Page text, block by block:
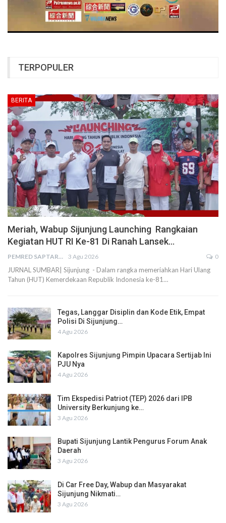
TERPOPULER
BERITA
Meriah, Wabup Sijunjung Launching Rangkaian
Kegiatan HUT RI Ke-81 Di Ranah Lansek…
PEMRED SAPTARIUS 3 Agu 2026 0
JURNAL SUMBAR| Sijunjung - Dalam rangka memeriahkan Hari Ulang
Tahun (HUT) Kemerdekaan Republik Indonesia ke-81…
Tegas, Langgar Disiplin dan Kode Etik, Empat
Polisi Di Sijunjung…
4 Agu 2026
Kapolres Sijunjung Pimpin Upacara Sertijab Ini
PJU Nya
4 Agu 2026
Tim Ekspedisi Patriot (TEP) 2026 dari IPB
University Berkunjung ke…
3 Agu 2026
Bupati Sijunjung Lantik Pengurus Forum Anak
Daerah
3 Agu 2026
Di Car Free Day, Wabup dan Masyarakat
Sijunjung Nikmati…
3 Agu 2026